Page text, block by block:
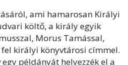
ami hamarosan Királyi
költő, a király egyik
Morus Tamással,
királyi könyvtárosi címmel.
példányát helyezzék el a